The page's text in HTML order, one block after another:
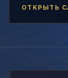
ОТКРЫТЬ